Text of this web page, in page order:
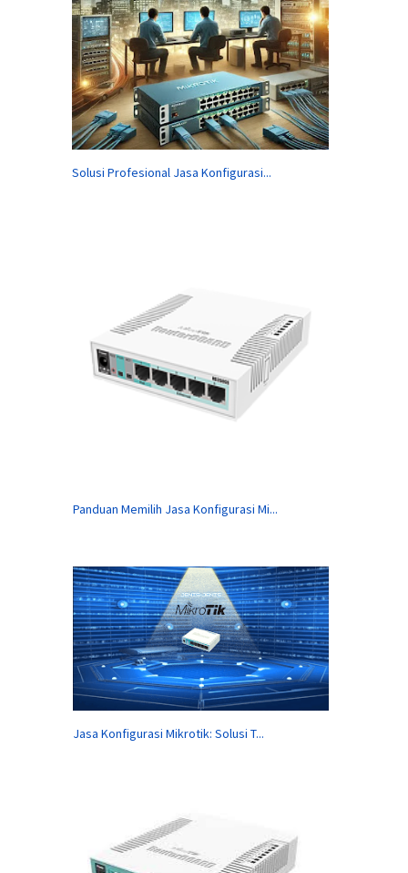
Solusi Profesional Jasa Konfigurasi...
Panduan Memilih Jasa Konfigurasi Mi...
Jasa Konfigurasi Mikrotik: Solusi T...